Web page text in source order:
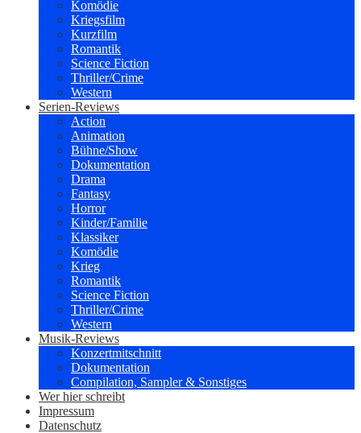
Komödie
Kriegsfilm
Kurzfilm
Romantik
Science Fiction
Thriller/Crime
Western
Serien-Reviews
Action
Animation
Bühne/Show
Dokumentation
Drama
Fantasy
Horror
Kinder/Familie
Klassiker
Komödie
Krieg
Romantik
Science Fiction
Thriller/Crime
Western
Musik-Reviews
Konzertmitschnitt
Dokumentation
Compilation, Sampler & Sonstiges
Wer hier schreibt
Impressum
Datenschutz